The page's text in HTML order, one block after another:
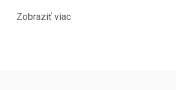
Zobraziť viac